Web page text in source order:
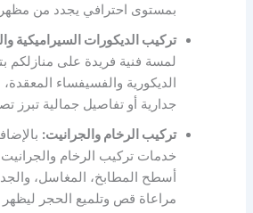
بمستوى احترافي يجدد من مظهر
تركيب الديكورات السيراميكية
لمسة فنية فريدة على منازلكم
الديكورية والفسيفساء
جدارية أو تفاصيل جمالية تبرز
تركيب الرخام والجرانيت:
خدمات تركيب الرخام
أسطح المطابخ، المغاسل،
مراعاة قص وتلميع الحجر ليظهر